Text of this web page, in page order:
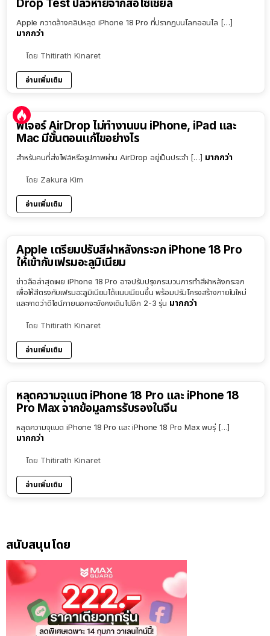
Drop Test ปลิวหายจากสื่อโซเชียล
Apple กวาดล้างคลิปหลุด iPhone 18 Pro ที่ปรากฏบนโลกออนไล […]
มากกว่า
โดย Thitirath Kinaret
อ่านเพิ่มเติม
ฟีเจอร์ AirDrop ไม่ทำงานบน iPhone, iPad และ
Mac มีขั้นตอนแก้ไขอย่างไร
สำหรับคนที่ส่งไฟล์หรือรูปภาพผ่าน AirDrop อยู่เป็นประจำ […] มากกว่า
โดย Zakura Kim
อ่านเพิ่มเติม
Apple เตรียมปรับสีฝาหลังกระจก iPhone 18 Pro
ให้เข้ากับเฟรมอะลูมิเนียม
ข่าวลือล่าสุดเผย iPhone 18 Pro อาจปรับปรุงกระบวนการทำสีฝาหลังกระจก
เพื่อให้สีตรงกับเฟรมอะลูมิเนียมได้แนบเนียนขึ้น พร้อมปรับโครงสร้างภายในใหม่
และคาดว่าดีไซน์ภายนอกจะยังคงเดิมไปอีก 2-3 รุ่น มากกว่า
โดย Thitirath Kinaret
อ่านเพิ่มเติม
หลุดความจุแบต iPhone 18 Pro และ iPhone 18
Pro Max จากข้อมูลการรับรองในจีน
หลุดความจุแบต iPhone 18 Pro และ iPhone 18 Pro Max พบรุ่ […]
มากกว่า
โดย Thitirath Kinaret
อ่านเพิ่มเติม
สนับสนุนโดย